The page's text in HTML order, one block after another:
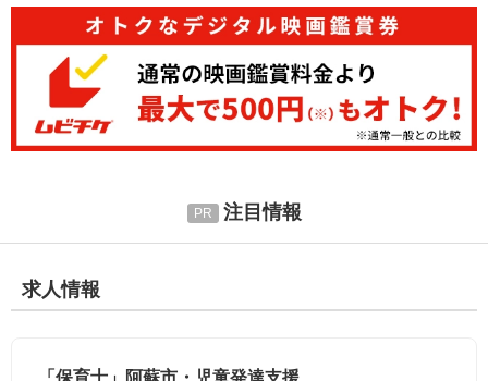
注目情報
求人情報